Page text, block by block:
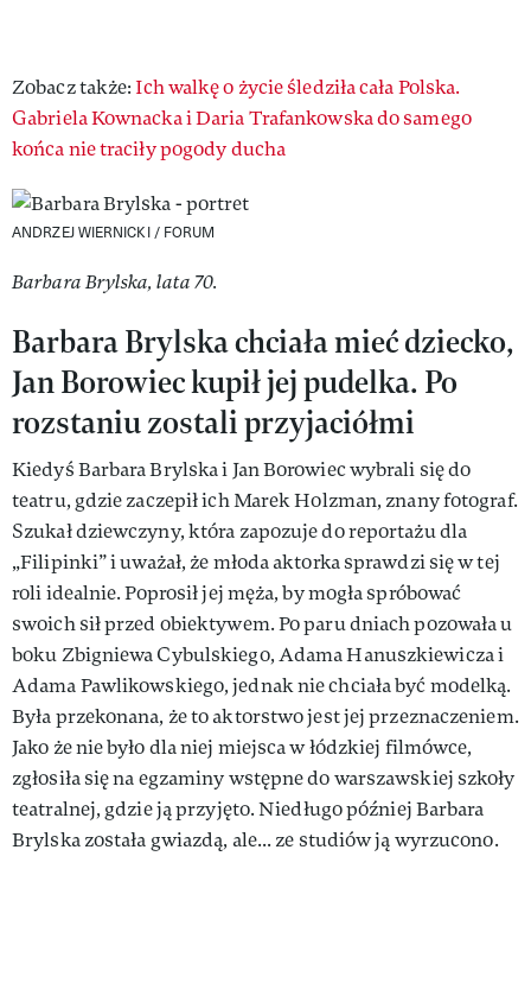
Zobacz także: Ich walkę o życie śledziła cała Polska.
Gabriela Kownacka i Daria Trafankowska do samego
końca nie traciły pogody ducha
ANDRZEJ WIERNICKI / FORUM
Barbara Brylska, lata 70.
Barbara Brylska chciała mieć dziecko,
Jan Borowiec kupił jej pudelka. Po
rozstaniu zostali przyjaciółmi
Kiedyś Barbara Brylska i Jan Borowiec wybrali się do
teatru, gdzie zaczepił ich Marek Holzman, znany fotograf.
Szukał dziewczyny, która zapozuje do reportażu dla
„Filipinki” i uważał, że młoda aktorka sprawdzi się w tej
roli idealnie. Poprosił jej męża, by mogła spróbować
swoich sił przed obiektywem. Po paru dniach pozowała u
boku Zbigniewa Cybulskiego, Adama Hanuszkiewicza i
Adama Pawlikowskiego, jednak nie chciała być modelką.
Była przekonana, że to aktorstwo jest jej przeznaczeniem.
Jako że nie było dla niej miejsca w łódzkiej filmówce,
zgłosiła się na egzaminy wstępne do warszawskiej szkoły
teatralnej, gdzie ją przyjęto. Niedługo później Barbara
Brylska została gwiazdą, ale... ze studiów ją wyrzucono.